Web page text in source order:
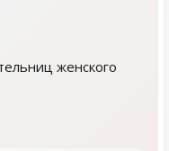
женского